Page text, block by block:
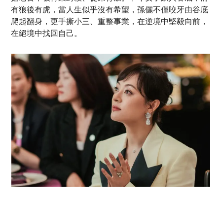
有狼後有虎，當人生似乎沒有希望，孫儷不僅咬牙由谷底
爬起翻身，更手撕小三、重整事業，在逆境中堅毅向前，
在絕境中找回自己。